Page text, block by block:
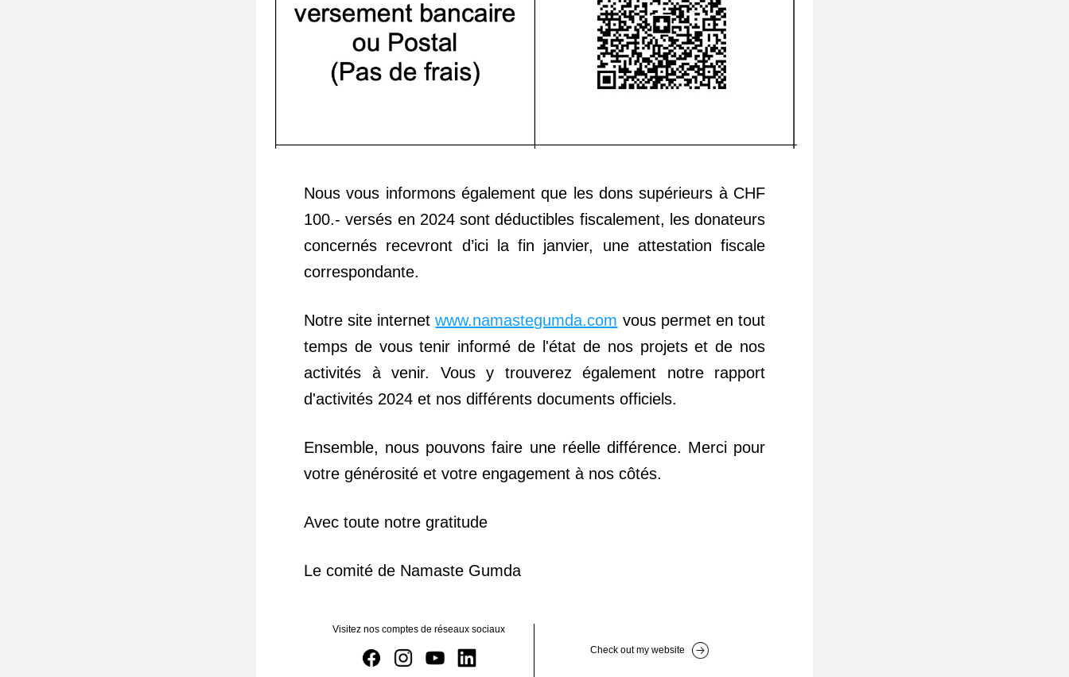
Nous vous informons également que les dons supérieurs à CHF
100.- versés en 2024 sont déductibles fiscalement, les donateurs
concernés recevront d’ici la fin janvier, une attestation fiscale
correspondante.
Notre site internet www.namastegumda.com vous permet en tout
temps de vous tenir informé de l'état de nos projets et de nos
activités à venir. Vous y trouverez également notre rapport
d'activités 2024 et nos différents documents officiels.
Ensemble, nous pouvons faire une réelle différence. Merci pour
votre générosité et votre engagement à nos côtés.
Avec toute notre gratitude
Le comité de Namaste Gumda
Visitez nos comptes de réseaux sociaux
Check out my website